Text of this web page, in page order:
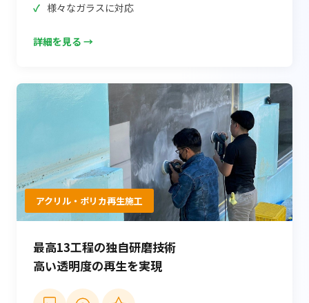
様々なガラスに対応
詳細を見る →
アクリル・ポリカ再生施工
最高13工程の独自研磨技術
高い透明度の再生を実現